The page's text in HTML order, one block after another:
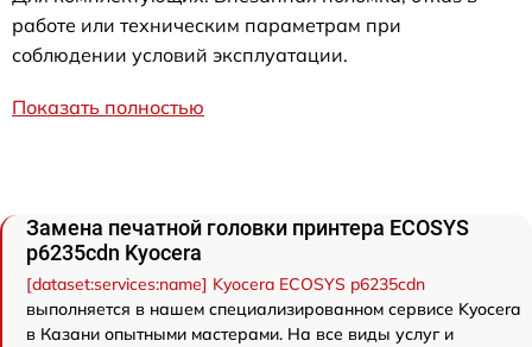
работе или техническим параметрам при
соблюдении условий эксплуатации.
Показать полностью
Замена печатной головки принтера ECOSYS
p6235cdn Kyocera
[dataset:services:name] Kyocera ECOSYS p6235cdn
выполняется в нашем специализированном сервисе Kyocera
в Казани опытными мастерами. На все виды услуг и